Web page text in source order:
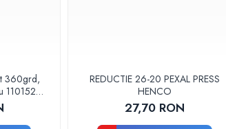
360grd,
110152
REDUCTIE 26-20 PEXAL PRESS
HENCO
27,70 RON